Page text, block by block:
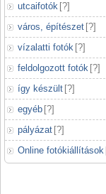
utcaifotók [?]
város, építészet [?]
vízalatti fotók [?]
feldolgozott fotók [?]
így készült [?]
egyéb [?]
pályázat [?]
Online fotókiállítások